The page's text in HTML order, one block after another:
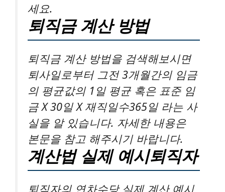
세요.
퇴직금 계산 방법
퇴직금 계산 방법을 검색해보시면
퇴사일로부터 그전 3개월간의 임금
의 평균값의 1일 평균 혹은 표준 임
금 X 30일 X 재직일수365일 라는 사
실을 알 있습니다. 자세한 내용은
본문을 참고 해주시기 바랍니다.
계산법 실제 예시퇴직자
퇴직자의 연차수당 실제 계산 예시